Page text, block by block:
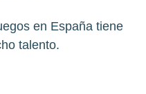
en España tiene
talento.